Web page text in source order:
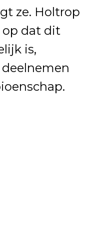
ze. Holtrop
op dat dit
is,